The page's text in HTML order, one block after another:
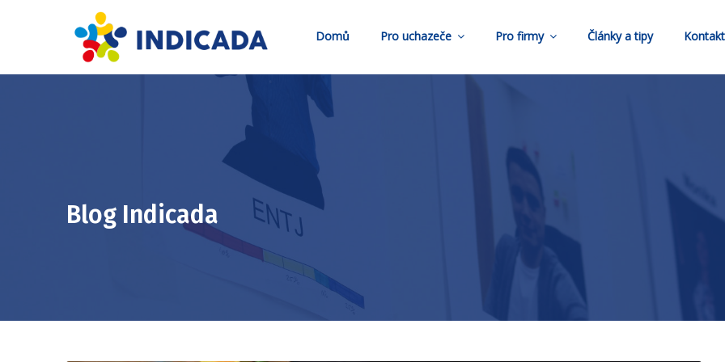
Domů Pro uchazeče Pro firmy Články a tipy Kontakt
Blog Indicada